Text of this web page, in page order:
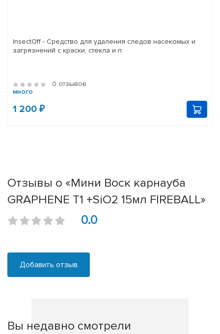
InsectOff - Средство для удаления следов насекомых и
загрязнений с краски, стекла и п
0 отзывов
много
1 200 ₽
Отзывы о «Мини Воск карнауба
GRAPHENE T1 +SiO2 15мл FIREBALL»
0.0
Добавить отзыв
Вы недавно смотрели